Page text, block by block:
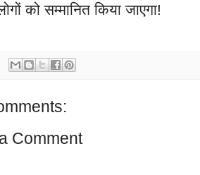
को सम्मानित किया जाएगा!
Comment